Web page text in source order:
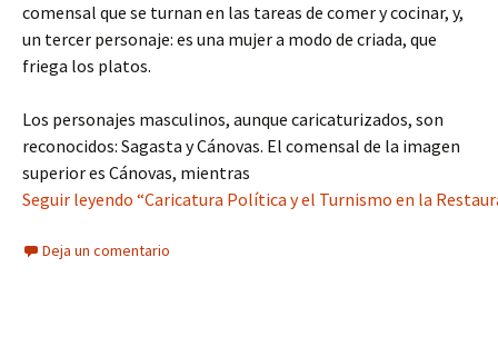
comensal que se turnan en las tareas de comer y cocinar, y,
un tercer personaje: es una mujer a modo de criada, que
friega los platos.
Los personajes masculinos, aunque caricaturizados, son
reconocidos: Sagasta y Cánovas. El comensal de la imagen
superior es Cánovas, mientras
Seguir leyendo “Caricatura Política y el Turnismo en la
Deja un comentario